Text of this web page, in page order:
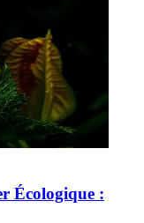
Écologique :